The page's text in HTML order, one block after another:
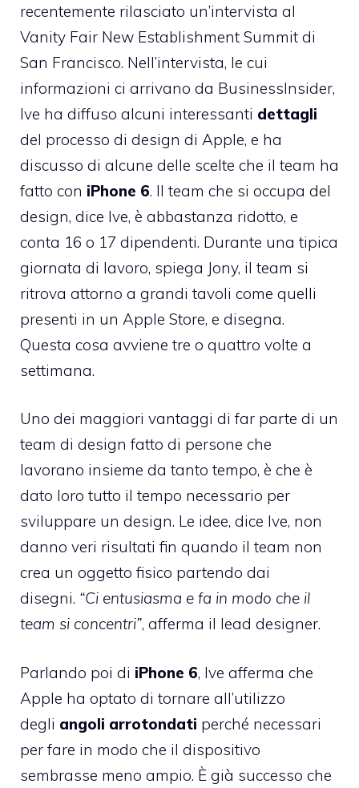
recentemente rilasciato un’intervista al
Vanity Fair New Establishment Summit di
San Francisco. Nell’intervista, le cui
informazioni ci arrivano da BusinessInsider,
Ive ha diffuso alcuni interessanti dettagli
del processo di design di Apple, e ha
discusso di alcune delle scelte che il team ha
fatto con iPhone 6. Il team che si occupa del
design, dice Ive, è abbastanza ridotto, e
conta 16 o 17 dipendenti. Durante una tipica
giornata di lavoro, spiega Jony, il team si
ritrova attorno a grandi tavoli come quelli
presenti in un Apple Store, e disegna.
Questa cosa avviene tre o quattro volte a
settimana.
Uno dei maggiori vantaggi di far parte di un
team di design fatto di persone che
lavorano insieme da tanto tempo, è che è
dato loro tutto il tempo necessario per
sviluppare un design. Le idee, dice Ive, non
danno veri risultati fin quando il team non
crea un oggetto fisico partendo dai
disegni. “Ci entusiasma e fa in modo che il
team si concentri”, afferma il lead designer.
Parlando poi di iPhone 6, Ive afferma che
Apple ha optato di tornare all’utilizzo
degli angoli arrotondati perché necessari
per fare in modo che il dispositivo
sembrasse meno ampio. È già successo che